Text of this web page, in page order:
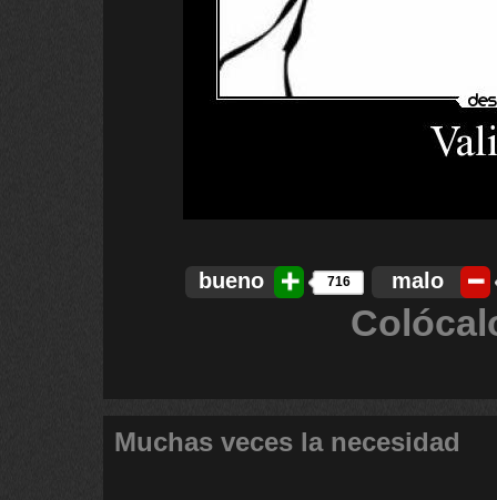
bueno 716 malo
Muchas veces la necesidad